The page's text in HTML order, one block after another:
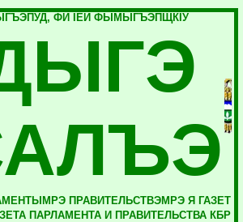
ФИ IЕЙ ФЫМЫГЪЭПЩКIУ
ПРАВИТЕЛЬСТВЭМРЭ Я ГАЗЕТ
ПАРЛАМЕНТА И ПРАВИТЕЛЬСТВА КБР